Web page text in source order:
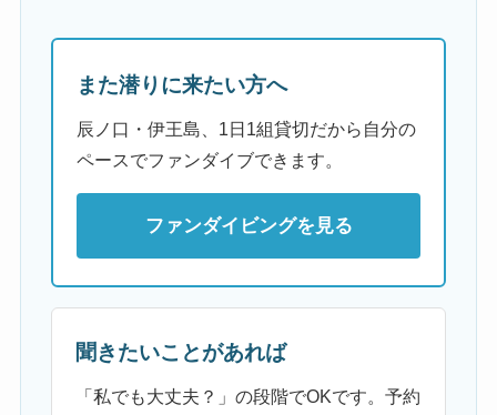
また潜りに来たい方へ
辰ノ口・伊王島、1日1組貸切だから自分の
ペースでファンダイブできます。
ファンダイビングを見る
聞きたいことがあれば
「私でも大丈夫？」の段階でOKです。予約